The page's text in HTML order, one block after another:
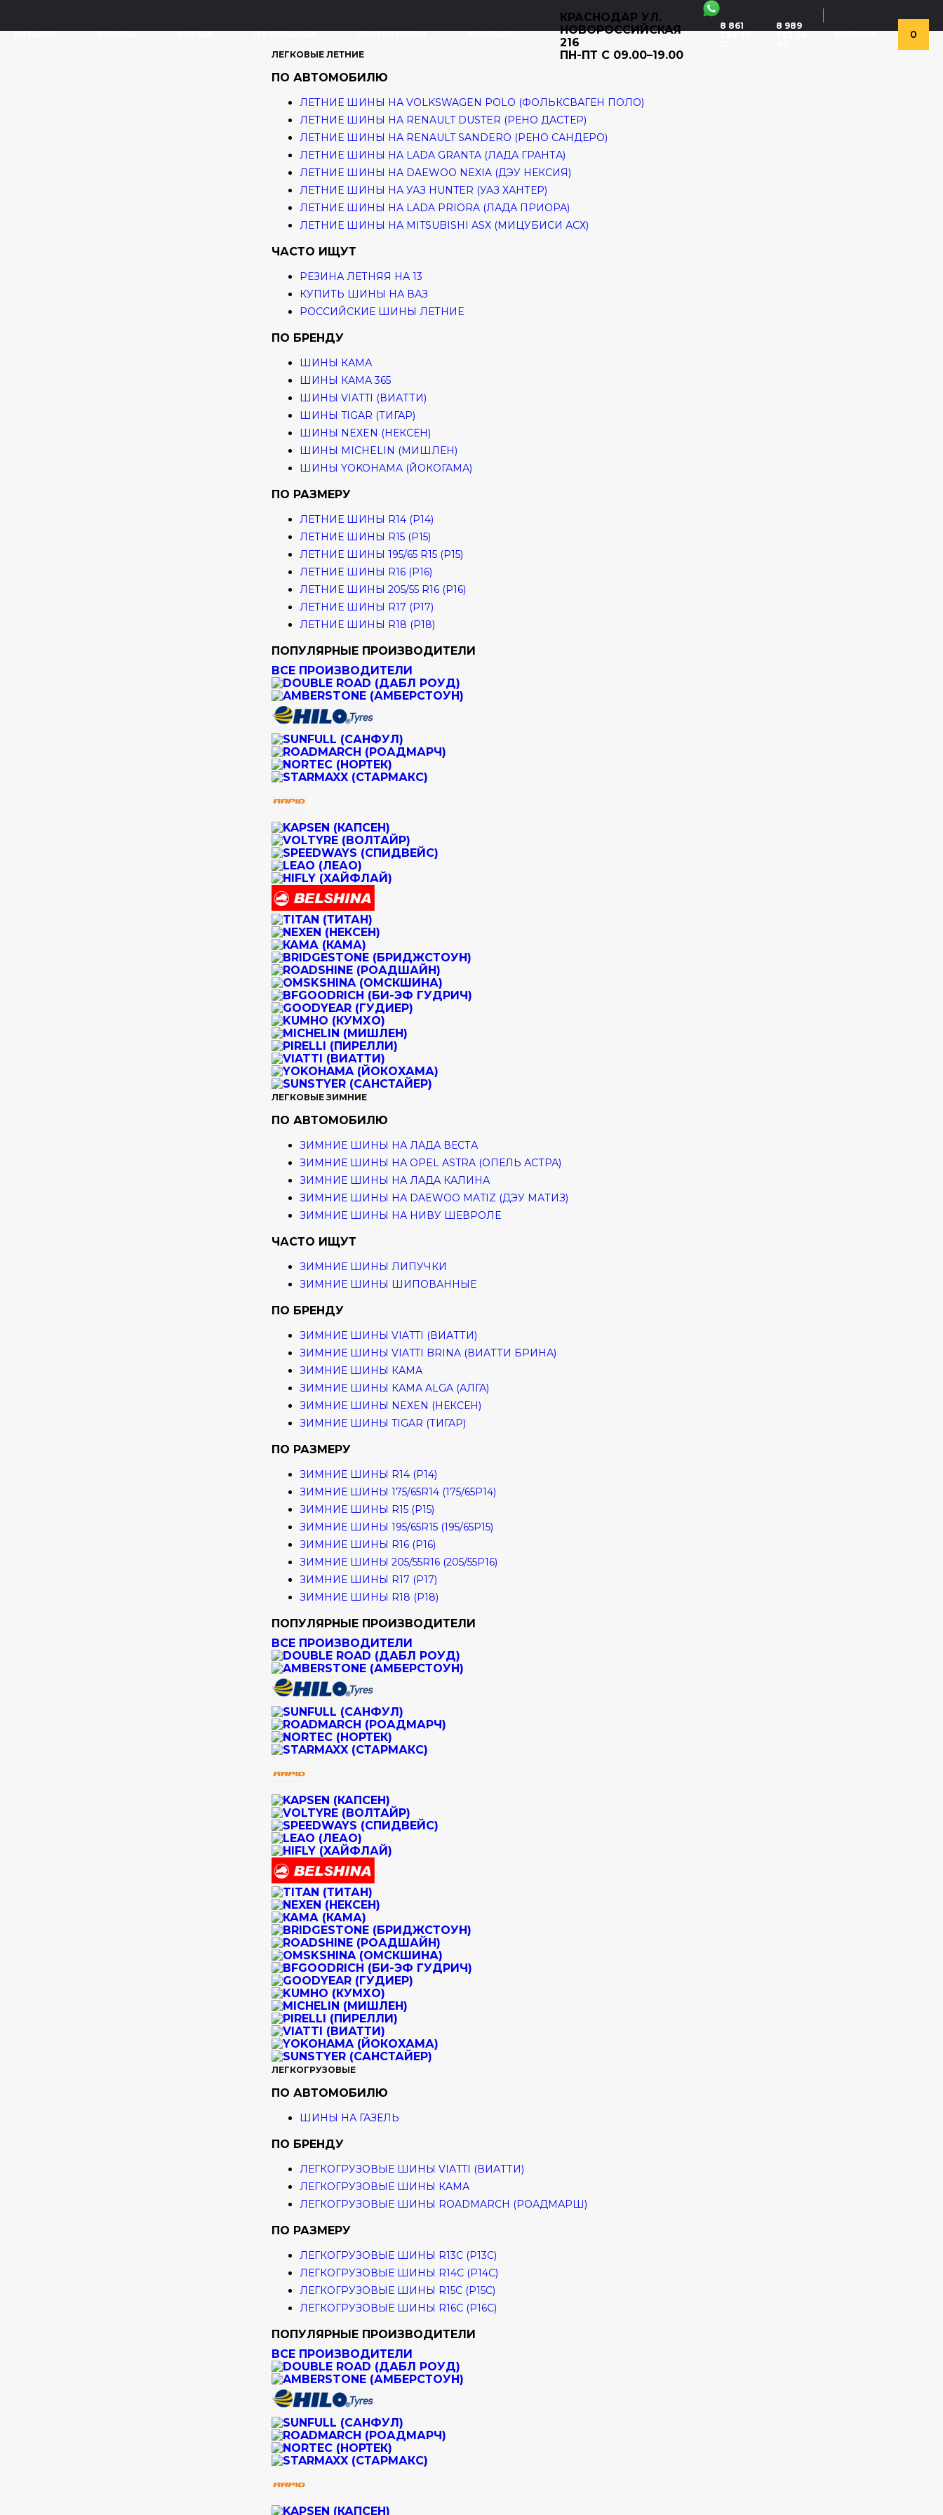
КРАСНОДАР УЛ.
НОВОРОССИЙСКАЯ
216
ПН-ПТ С 09.00–19.00
8 861
298-17-
8 989
262-55-
0
ЛЕГКОВЫЕ ЛЕТНИЕ
ПО АВТОМОБИЛЮ
ЛЕТНИЕ ШИНЫ НА VOLKSWAGEN POLO (ФОЛЬКСВАГЕН ПОЛО)
ЛЕТНИЕ ШИНЫ НА RENAULT DUSTER (РЕНО ДАСТЕР)
ЛЕТНИЕ ШИНЫ НА RENAULT SANDERO (РЕНО САНДЕРО)
ЛЕТНИЕ ШИНЫ НА LADA GRANTA (ЛАДА ГРАНТА)
ЛЕТНИЕ ШИНЫ НА DAEWOO NEXIA (ДЭУ НЕКСИЯ)
ЛЕТНИЕ ШИНЫ НА УАЗ HUNTER (УАЗ ХАНТЕР)
ЛЕТНИЕ ШИНЫ НА LADA PRIORA (ЛАДА ПРИОРА)
ЛЕТНИЕ ШИНЫ НА MITSUBISHI ASX (МИЦУБИСИ АСХ)
ЧАСТО ИЩУТ
РЕЗИНА ЛЕТНЯЯ НА 13
КУПИТЬ ШИНЫ НА ВАЗ
РОССИЙСКИЕ ШИНЫ ЛЕТНИЕ
ПО БРЕНДУ
ШИНЫ КАМА
ШИНЫ КАМА 365
ШИНЫ VIATTI (ВИАТТИ)
ШИНЫ TIGAR (ТИГАР)
ШИНЫ NEXEN (НЕКСЕН)
ШИНЫ MICHELIN (МИШЛЕН)
ШИНЫ YOKOHAMA (ЙОКОГАМА)
ПО РАЗМЕРУ
ЛЕТНИЕ ШИНЫ R14 (Р14)
ЛЕТНИЕ ШИНЫ R15 (Р15)
ЛЕТНИЕ ШИНЫ 195/65 R15 (Р15)
ЛЕТНИЕ ШИНЫ R16 (Р16)
ЛЕТНИЕ ШИНЫ 205/55 R16 (Р16)
ЛЕТНИЕ ШИНЫ R17 (Р17)
ЛЕТНИЕ ШИНЫ R18 (Р18)
ПОПУЛЯРНЫЕ ПРОИЗВОДИТЕЛИ
ВСЕ ПРОИЗВОДИТЕЛИ
ЛЕГКОВЫЕ ЗИМНИЕ
ПО АВТОМОБИЛЮ
ЗИМНИЕ ШИНЫ НА ЛАДА ВЕСТА
ЗИМНИЕ ШИНЫ НА OPEL ASTRA (ОПЕЛЬ АСТРА)
ЗИМНИЕ ШИНЫ НА ЛАДА КАЛИНА
ЗИМНИЕ ШИНЫ НА DAEWOO MATIZ (ДЭУ МАТИЗ)
ЗИМНИЕ ШИНЫ НА НИВУ ШЕВРОЛЕ
ЧАСТО ИЩУТ
ЗИМНИЕ ШИНЫ ЛИПУЧКИ
ЗИМНИЕ ШИНЫ ШИПОВАННЫЕ
ПО БРЕНДУ
ЗИМНИЕ ШИНЫ VIATTI (ВИАТТИ)
ЗИМНИЕ ШИНЫ VIATTI BRINA (ВИАТТИ БРИНА)
ЗИМНИЕ ШИНЫ КАМА
ЗИМНИЕ ШИНЫ КАМА ALGA (АЛГА)
ЗИМНИЕ ШИНЫ NEXEN (НЕКСЕН)
ЗИМНИЕ ШИНЫ TIGAR (ТИГАР)
ПО РАЗМЕРУ
ЗИМНИЕ ШИНЫ R14 (Р14)
ЗИМНИЕ ШИНЫ 175/65R14 (175/65Р14)
ЗИМНИЕ ШИНЫ R15 (Р15)
ЗИМНИЕ ШИНЫ 195/65R15 (195/65Р15)
ЗИМНИЕ ШИНЫ R16 (Р16)
ЗИМНИЕ ШИНЫ 205/55R16 (205/55Р16)
ЗИМНИЕ ШИНЫ R17 (Р17)
ЗИМНИЕ ШИНЫ R18 (Р18)
ПОПУЛЯРНЫЕ ПРОИЗВОДИТЕЛИ
ВСЕ ПРОИЗВОДИТЕЛИ
ЛЕГКОГРУЗОВЫЕ
ПО АВТОМОБИЛЮ
ШИНЫ НА ГАЗЕЛЬ
ПО БРЕНДУ
ЛЕГКОГРУЗОВЫЕ ШИНЫ VIATTI (ВИАТТИ)
ЛЕГКОГРУЗОВЫЕ ШИНЫ КАМА
ЛЕГКОГРУЗОВЫЕ ШИНЫ ROADMARCH (РОАДМАРШ)
ПО РАЗМЕРУ
ЛЕГКОГРУЗОВЫЕ ШИНЫ R13C (Р13С)
ЛЕГКОГРУЗОВЫЕ ШИНЫ R14C (Р14С)
ЛЕГКОГРУЗОВЫЕ ШИНЫ R15C (Р15С)
ЛЕГКОГРУЗОВЫЕ ШИНЫ R16C (Р16С)
ПОПУЛЯРНЫЕ ПРОИЗВОДИТЕЛИ
ВСЕ ПРОИЗВОДИТЕЛИ